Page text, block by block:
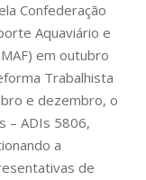
Confederação
Aquaviário e
em outubro
Trabalhista
e dezembro, o
– ADIs 5806,
a
de